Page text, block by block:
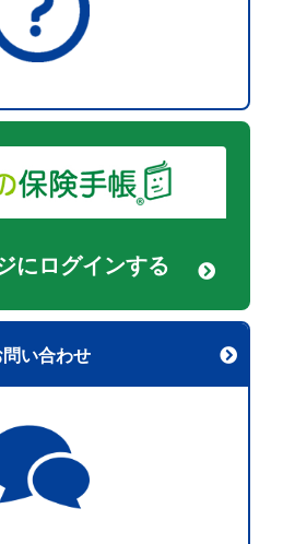
にログインする
問い合わせ